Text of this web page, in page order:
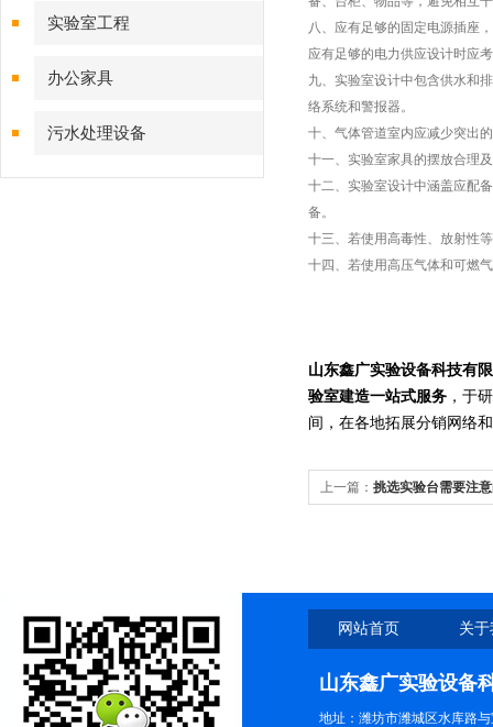
实验室工程
办公家具
污水处理设备
八、应有足够的固定电源插座
应有足够的电力供应设计时应
九、实验室设计中包含供水和
络系统和警报器。
十、气体管道室内应减少突出
十一、实验室家具的摆放合理
十二、实验室设计中涵盖应配
备。
十三、若使用高毒性、放射性
十四、若使用高压气体和可燃
山东鑫广实验设备科技有
验室建造一站式服务 ，于
间，在各地拓展分销网络
上一篇： 挑选实验台需要注
网站首页 关
山东鑫广实验设备
地址：潍坊市潍城区水库路